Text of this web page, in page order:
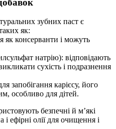
зубних паст є
як:
як консерванти і можуть
натрію): відповідають
сухість і подразнення
запобігання карієсу, його
особливо для дітей.
безпечні й м’які
ефірні олії для очищення і